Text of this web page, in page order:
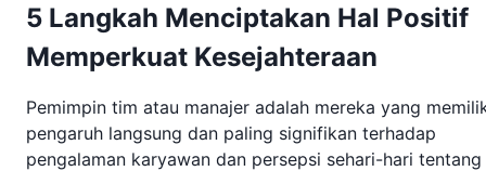
5 Langkah Menciptakan Hal Positif
Memperkuat Kesejahteraan
Pemimpin tim atau manajer adalah mereka yang
pengaruh langsung dan paling signifikan terhadap
pengalaman karyawan dan persepsi sehari-hari tentang